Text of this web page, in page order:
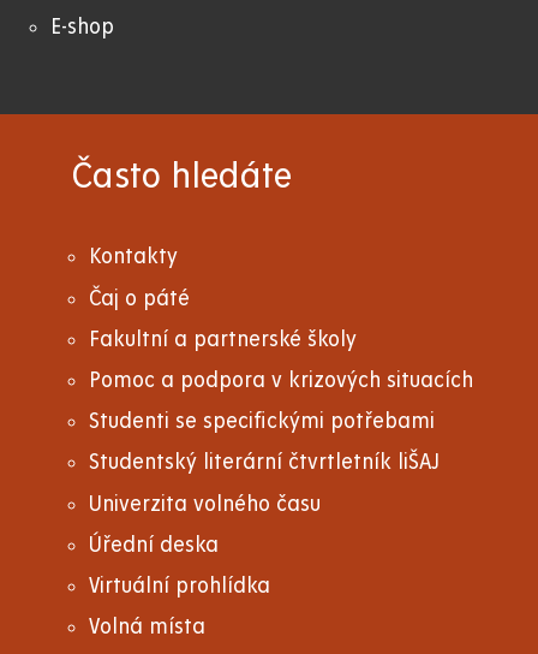
E-shop
Často hledáte
Kontakty
Čaj o páté
Fakultní a partnerské školy
Pomoc a podpora v krizových situacích
Studenti se specifickými potřebami
Studentský literární čtvrtletník liŠAJ
Univerzita volného času
Úřední deska
Virtuální prohlídka
Volná místa